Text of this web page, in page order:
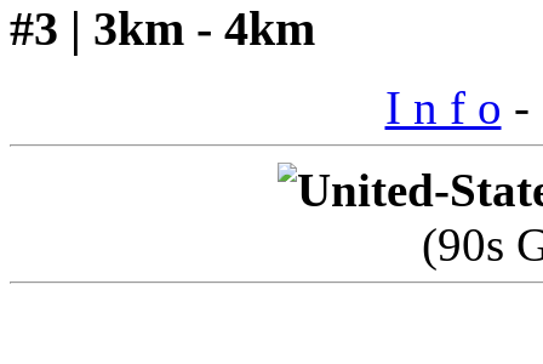
#3 | 3km - 4km
I n f o -
(90s